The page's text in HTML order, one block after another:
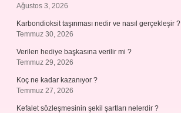
Ağustos 3, 2026
Karbondioksit taşınması nedir ve nasıl gerçekleşir ?
Temmuz 30, 2026
Verilen hediye başkasına verilir mi ?
Temmuz 29, 2026
Koç ne kadar kazanıyor ?
Temmuz 27, 2026
Kefalet sözleşmesinin şekil şartları nelerdir ?